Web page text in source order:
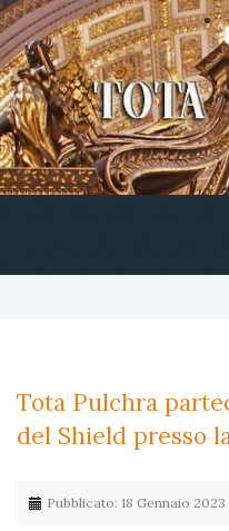
Tota Pulchra
del Shield presso
Pubblicato: 18 Gennaio 2023